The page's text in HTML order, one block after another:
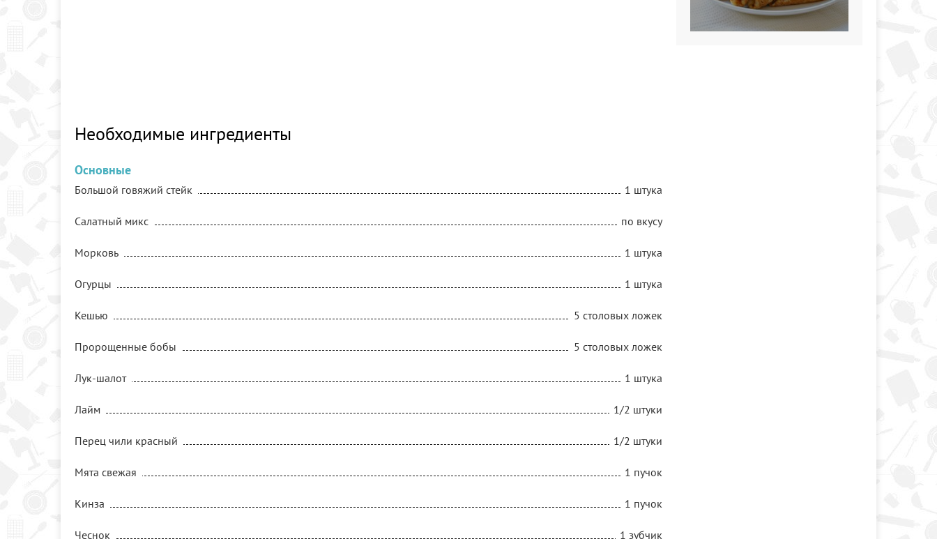
Необходимые ингредиенты
Основные
Большой говяжий стейк 1 штука
Салатный микс по вкусу
Морковь 1 штука
Огурцы 1 штука
Кешью 5 столовых ложек
Пророщенные бобы 5 столовых ложек
Лук-шалот 1 штука
Лайм 1/2 штуки
Перец чили красный 1/2 штуки
Мята свежая 1 пучок
Кинза 1 пучок
Чеснок 1 зубчик